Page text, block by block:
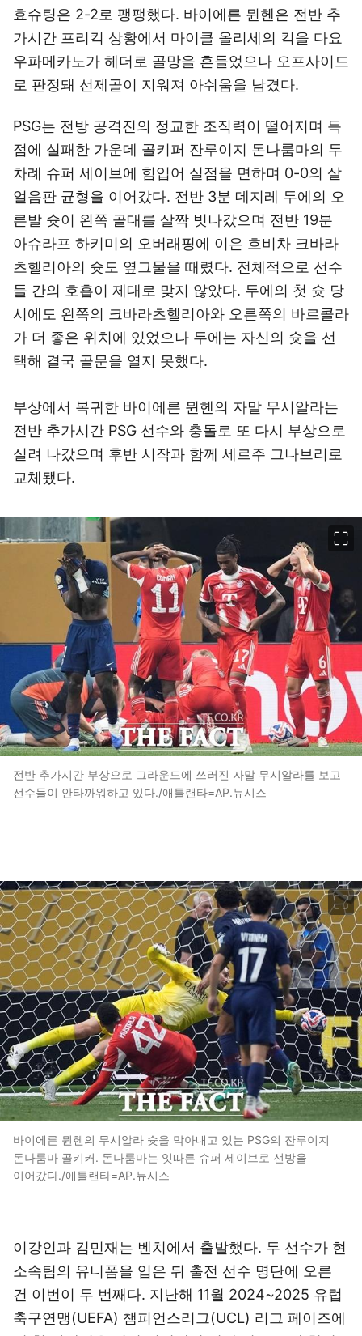
효슈팅은 2-2로 팽팽했다. 바이에른 뮌헨은 전반 추
가시간 프리킥 상황에서 마이클 올리세의 킥을 다요
우파메카노가 헤더로 골망을 흔들었으나 오프사이드
로 판정돼 선제골이 지워져 아쉬움을 남겼다.
PSG는 전방 공격진의 정교한 조직력이 떨어지며 득
점에 실패한 가운데 골키퍼 잔루이지 돈나룸마의 두
차례 슈퍼 세이브에 힘입어 실점을 면하며 0-0의 살
얼음판 균형을 이어갔다. 전반 3분 데지레 두에의 오
른발 슛이 왼쪽 골대를 살짝 빗나갔으며 전반 19분
아슈라프 하키미의 오버래핑에 이은 흐비차 크바라
츠헬리아의 슛도 옆그물을 때렸다. 전체적으로 선수
들 간의 호흡이 제대로 맞지 않았다. 두에의 첫 슛 당
시에도 왼쪽의 크바라츠헬리아와 오른쪽의 바르콜라
가 더 좋은 위치에 있었으나 두에는 자신의 슛을 선
택해 결국 골문을 열지 못했다.
부상에서 복귀한 바이에른 뮌헨의 자말 무시알라는
전반 추가시간 PSG 선수와 충돌로 또 다시 부상으로
실려 나갔으며 후반 시작과 함께 세르주 그나브리로
교체됐다.
전반 추가시간 부상으로 그라운드에 쓰러진 자말 무시알라를 보고
선수들이 안타까워하고 있다./애틀랜타=AP.뉴시스
바이에른 뮌헨의 무시알라 슛을 막아내고 있는 PSG의 잔루이지
돈나룸마 골키커. 돈나룸마는 잇따른 슈퍼 세이브로 선방을
이어갔다./애틀랜타=AP.뉴시스
이강인과 김민재는 벤치에서 출발했다. 두 선수가 현
소속팀의 유니폼을 입은 뒤 출전 선수 명단에 오른
건 이번이 두 번째다. 지난해 11월 2024~2025 유럽
축구연맹(UEFA) 챔피언스리그(UCL) 리그 페이즈에